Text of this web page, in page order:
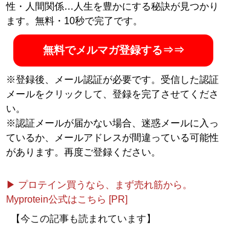
性・人間関係…人生を豊かにする秘訣が見つかり
ます。無料・10秒で完了です。
無料でメルマガ登録する⇒⇒
※登録後、メール認証が必要です。受信した認証
メールをクリックして、登録を完了させてくださ
い。
※認証メールが届かない場合、迷惑メールに入っ
ているか、メールアドレスが間違っている可能性
があります。再度ご登録ください。
▶ プロテイン買うなら、まず売れ筋から。
Myprotein公式はこちら [PR]
【今この記事も読まれています】